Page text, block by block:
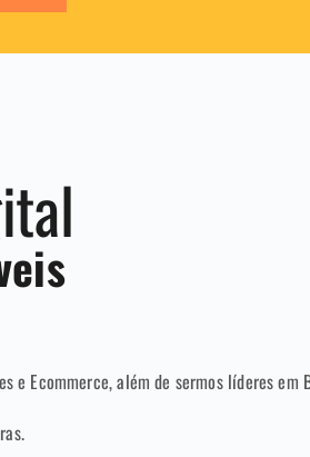
e Ecommerce, além de sermos líderes em